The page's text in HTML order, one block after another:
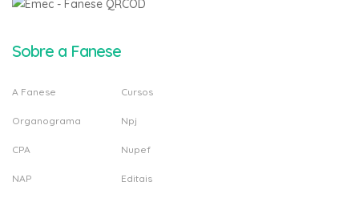
Sobre a Fanese
A Fanese
Organograma
CPA
NAP
Cursos
Npj
Nupef
Editais